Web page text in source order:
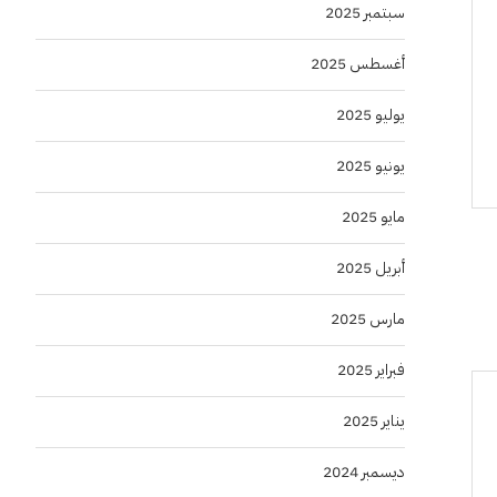
سبتمبر 2025
أغسطس 2025
يوليو 2025
يونيو 2025
مايو 2025
أبريل 2025
مارس 2025
فبراير 2025
يناير 2025
ديسمبر 2024